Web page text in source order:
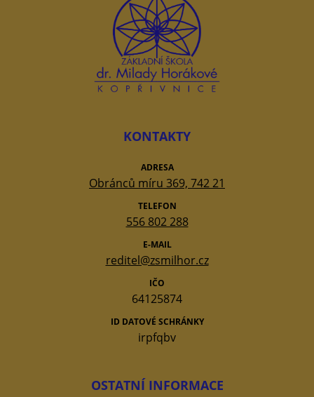
KONTAKTY
ADRESA
Obránců míru 369, 742 21
TELEFON
556 802 288
E-MAIL
reditel@zsmilhor.cz
IČO
64125874
ID DATOVÉ SCHRÁNKY
irpfqbv
OSTATNÍ INFORMACE